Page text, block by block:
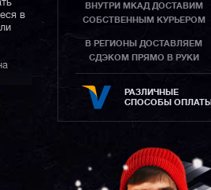
в
ВНУТРИ МКАД ДОСТАВИМ
СОБСТВЕННЫМ КУРЬЕРОМ
В РЕГИОНЫ ДОСТАВЛЯЕМ
СДЭКОМ ПРЯМО В РУКИ
РАЗЛИЧНЫЕ
СПОСОБЫ ОПЛАТЫ